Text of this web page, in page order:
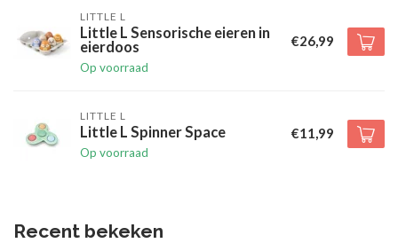
LITTLE L
Little L Sensorische eieren in
eierdoos
Op voorraad
€26,99
LITTLE L
Little L Spinner Space
Op voorraad
€11,99
Recent bekeken